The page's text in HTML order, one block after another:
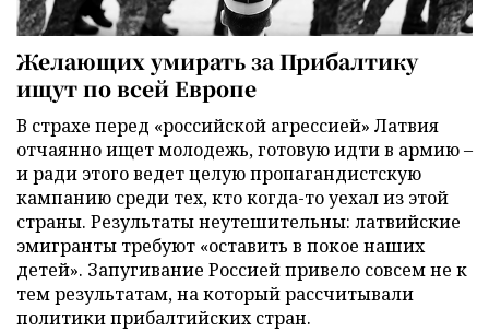
Желающих умирать за Прибалтику
ищут по всей Европе
В страхе перед «российской агрессией» Латвия
отчаянно ищет молодежь, готовую идти в армию –
и ради этого ведет целую пропагандистскую
кампанию среди тех, кто когда-то уехал из этой
страны. Результаты неутешительны: латвийские
эмигранты требуют «оставить в покое наших
детей». Запугивание Россией привело совсем не к
тем результатам, на который рассчитывали
политики прибалтийских стран.